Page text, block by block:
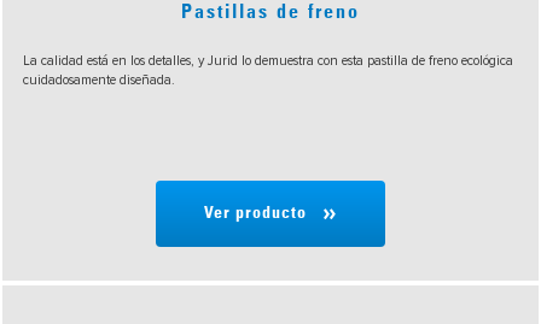
Pastillas de freno
La calidad está en los detalles, y Jurid lo demuestra con esta pastilla de freno ecológica
cuidadosamente diseñada.
Ver producto